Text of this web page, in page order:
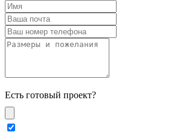
Есть готовый проект?